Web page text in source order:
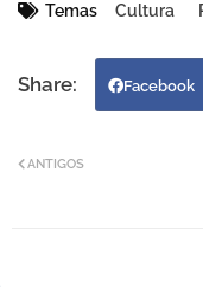
Temas Cultura
Facebook
ANTIGOS